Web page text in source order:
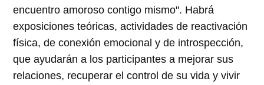
encuentro amoroso contigo mismo". Habrá
exposiciones teóricas, actividades de reactivación
física, de conexión emocional y de introspección,
que ayudarán a los participantes a mejorar sus
relaciones, recuperar el control de su vida y vivir